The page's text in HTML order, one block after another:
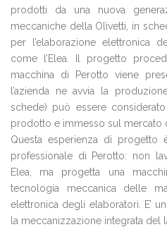
prodotti da una nuova
meccaniche della Olivetti, in
per l’elaborazione elettronica
come l’Elea. Il progetto
macchina di Perotto viene
l’azienda ne avvia la
schede) può essere
prodotto e immesso sul mercato
Questa esperienza di progetto
professionale di Perotto: non
Elea, ma progetta una
tecnologia meccanica delle
elettronica degli elaboratori. E’
la meccanizzazione integrata del